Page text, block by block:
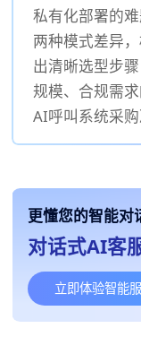
私有化部署的
两种模式差异
出清晰选型步
规模、合规需
AI呼叫系统采购
更懂您的智能对
对话式AI客
立即体验智能